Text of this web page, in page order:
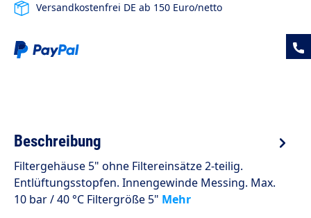
Versandkostenfrei DE ab 150 Euro/netto
Beschreibung
Filtergehäuse 5" ohne Filtereinsätze 2-teilig.
Entlüftungsstopfen. Innengewinde Messing. Max.
10 bar / 40 °C Filtergröße 5" Mehr